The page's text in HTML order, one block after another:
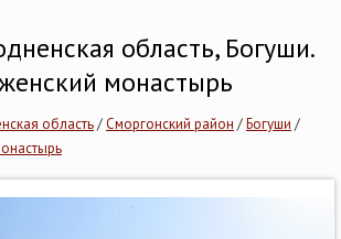
область, Богуши.
монастырь
область/Сморгонский район /Богуши /